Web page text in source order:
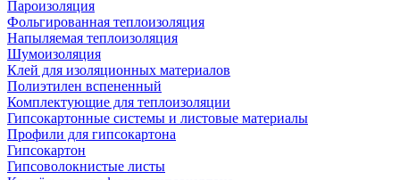
Пароизоляция
Фольгированная теплоизоляция
Напыляемая теплоизоляция
Шумоизоляция
Клей для изоляционных материалов
Полиэтилен вспененный
Комплектующие для теплоизоляции
Гипсокартонные системы и листовые материалы
Профили для гипсокартона
Гипсокартон
Гипсоволокнистые листы